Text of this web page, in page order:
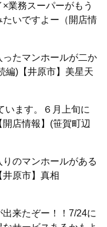
業務スーパーがもう
いですよー（開店情
たマンホールが二か
編)【井原市】美星天
います。６月上旬に
店情報】(笹賀町辺
のマンホールがある
井原市】真相
来たぞー！！7/24に